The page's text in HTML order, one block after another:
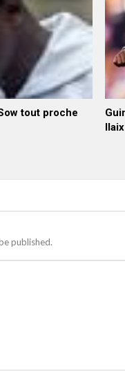
tout proche
published.